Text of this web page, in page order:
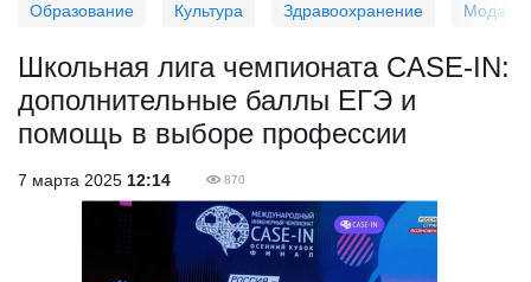
Образование Культура Здравоохранение Мода
Школьная лига чемпионата CASE-IN:
дополнительные баллы ЕГЭ и
помощь в выборе профессии
7 марта 2025 12:14 870